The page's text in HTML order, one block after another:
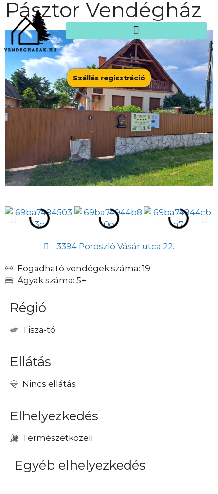
Szállás regisztráció
Pásztor Vendégház
3394 Poroszló Vásár utca 22.
Fogadható vendégek száma: 19
Ágyak száma: 5+
Régió
Tisza-tó
Ellátás
Nincs ellátás
Elhelyezkedés
Természetközeli
Egyéb elhelyezkedés